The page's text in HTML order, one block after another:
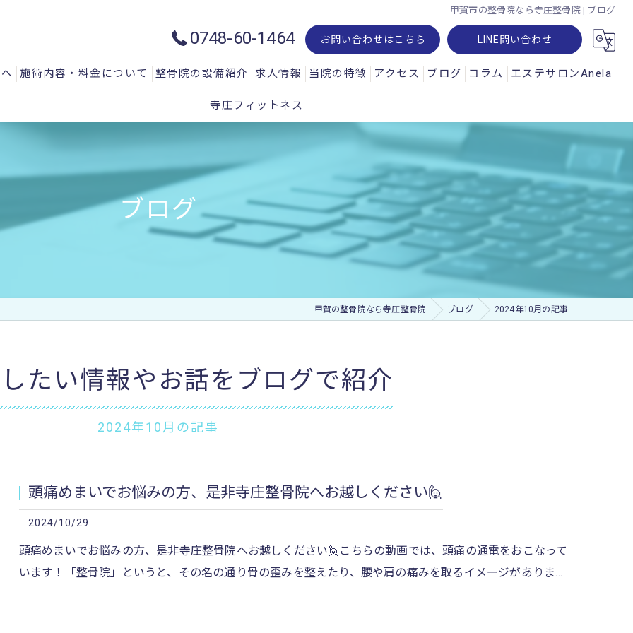
甲賀市の整骨院なら寺庄整骨院 | ブログ
0748-60-1464 お問い合わせはこちら LINE問い合わせ
問
施術内容・料金について
一般施術メニュー
整骨院の設備紹介
ハイトーン治療器：ハイチャージ
微弱電流治療器：エレクトロアキュスコープ
微弱電流治療器：エレサス
微弱電流治療器：ソーマダイン
加圧治療：MCCⅡマルチカフケア
求人情報 当院の特徴
腰痛
神経痛
交通事故
アクセス ブログ コラム エステサロンAnela
寺庄フィットネス
ブログ
甲賀の整骨院なら寺庄整骨院 ブログ 2024年10月の記事
たい情報やお話をブログで紹介
2024年10月の記事
頭痛めまいでお悩みの方、是非寺庄整骨院へお越しください🙋
2024/10/29
頭痛めまいでお悩みの方、是非寺庄整骨院へお越しください🙋こちらの動画では、頭痛の通電をおこなって
います！「整骨院」というと、その名の通り骨の歪みを整えたり、腰や肩の痛みを取るイメージがありま…